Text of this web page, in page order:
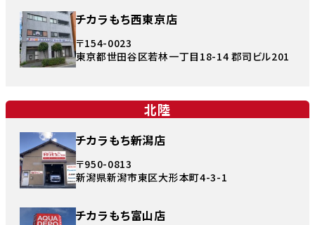
チカラもち西東京店
〒154-0023
東京都世田谷区若林一丁目18-14 郡司ビル201
北陸
チカラもち新潟店
〒950-0813
新潟県新潟市東区大形本町4-3-1
チカラもち富山店